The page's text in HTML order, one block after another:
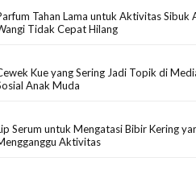
Tahan Lama untuk Aktivitas Sibuk
Tidak Cepat Hilang
Kue yang Sering Jadi Topik di
Anak Muda
Serum untuk Mengatasi Bibir Kering
Aktivitas